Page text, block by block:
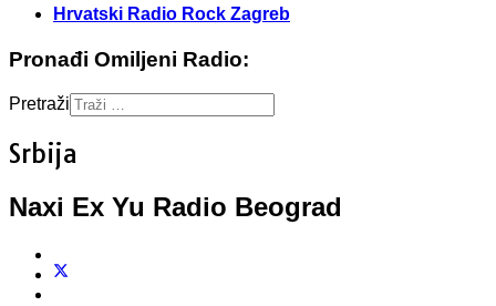
Hrvatski Radio Rock Zagreb
Pronađi Omiljeni Radio:
Pretraži
Srbija
Naxi Ex Yu Radio Beograd